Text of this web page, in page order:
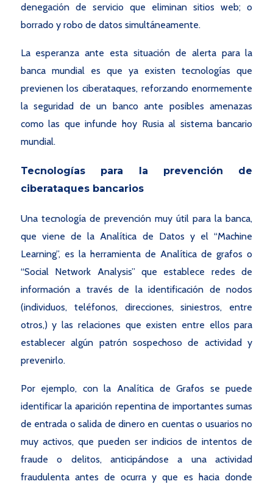
denegación de servicio que eliminan sitios web; o
borrado y robo de datos simultáneamente.
La esperanza ante esta situación de alerta para la
banca mundial es que ya existen tecnologías que
previenen los ciberataques, reforzando enormemente
la seguridad de un banco ante posibles amenazas
como las que infunde hoy Rusia al sistema bancario
mundial.
Tecnologías para la prevención de
ciberataques bancarios
Una tecnología de prevención muy útil para la banca,
que viene de la Analítica de Datos y el “Machine
Learning”, es la herramienta de Analítica de grafos o
“Social Network Analysis” que establece redes de
informacióna través de la identificación de nodos
(individuos, teléfonos, direcciones, siniestros, entre
otros,) y las relaciones que existen entre ellos para
establecer algún patrón sospechoso de actividad y
prevenirlo.
Por ejemplo, con la Analítica de Grafos se puede
identificar la aparición repentina de importantes sumas
de entrada o salida de dinero en cuentas o usuarios no
muy activos, que pueden ser indicios de intentos de
fraude o delitos, anticipándose a una actividad
fraudulenta antes de ocurra y que es hacia donde